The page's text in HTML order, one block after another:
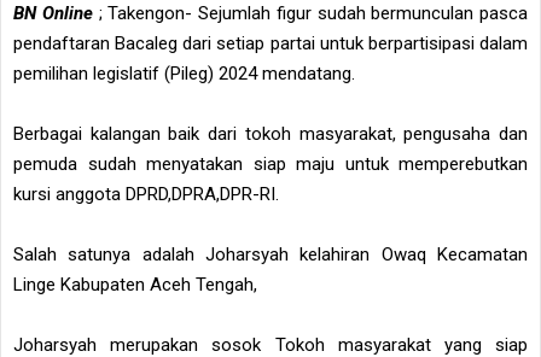
BN Online; Takengon- Sejumlah figur sudah bermunculan pasca
pendaftaran Bacaleg dari setiap partai untuk berpartisipasi dalam
pemilihan legislatif (Pileg) 2024 mendatang.
Berbagai kalangan baik dari tokoh masyarakat, pengusaha dan
pemuda sudah menyatakan siap maju untuk memperebutkan
kursi anggota DPRD,DPRA,DPR-RI.
Salah satunya adalah Joharsyah kelahiran Owaq Kecamatan
Linge Kabupaten Aceh Tengah,
Joharsyah merupakan sosok Tokoh masyarakat yang siap